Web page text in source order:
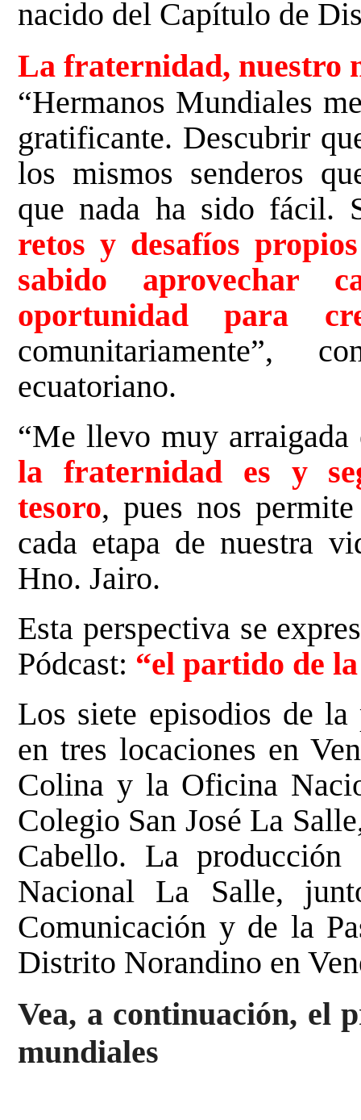
nacido del Capítulo de
La fraternidad, nuestro
“Hermanos Mundiales
gratificante. Descubrir
los mismos senderos
que nada ha sido fácil.
retos y desafíos
sabido aprovechar
oportunidad para
comunitariamente”,
ecuatoriano.
“Me llevo muy
la fraternidad es y
tesoro, pues nos
cada etapa de nuestra
Hno. Jairo.
Esta perspectiva se
Pódcast: “el partido de
Los siete episodios de la
en tres locaciones en
Colina y la Oficina
Colegio San José La
Cabello. La
Nacional La Salle,
Comunicación y de la
Distrito Norandino en
Vea, a continuación, el
mundiales